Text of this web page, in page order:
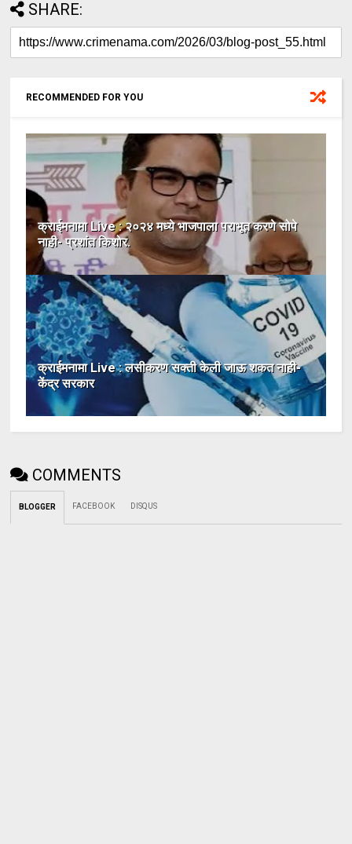
SHARE:
RECOMMENDED FOR YOU
क्राईमनामा Live : २०२४ मध्ये भाजपाला पराभूत करणे सोपे
नाही- प्रशांत किशोर.
क्राईमनामा Live : लसीकरण सक्ती केली जाऊ शकत नाही-
केंद्र सरकार
COMMENTS
BLOGGER FACEBOOK DISQUS